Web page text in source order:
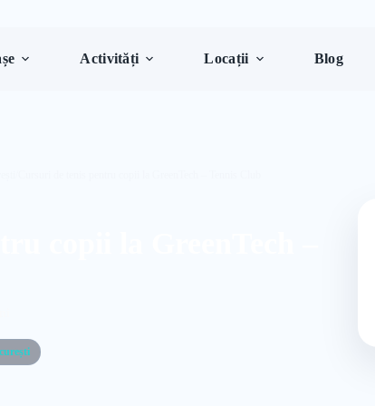
Activități Locații Blog